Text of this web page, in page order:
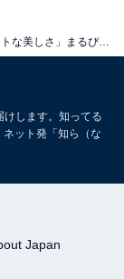
「パーフェクトな美しさ」まるぴ、美乳ちらりビキニ姿に「色気がすごい」「ナイスバディ」と反響！
します。知ってる
ット発「知ら（な
Japan